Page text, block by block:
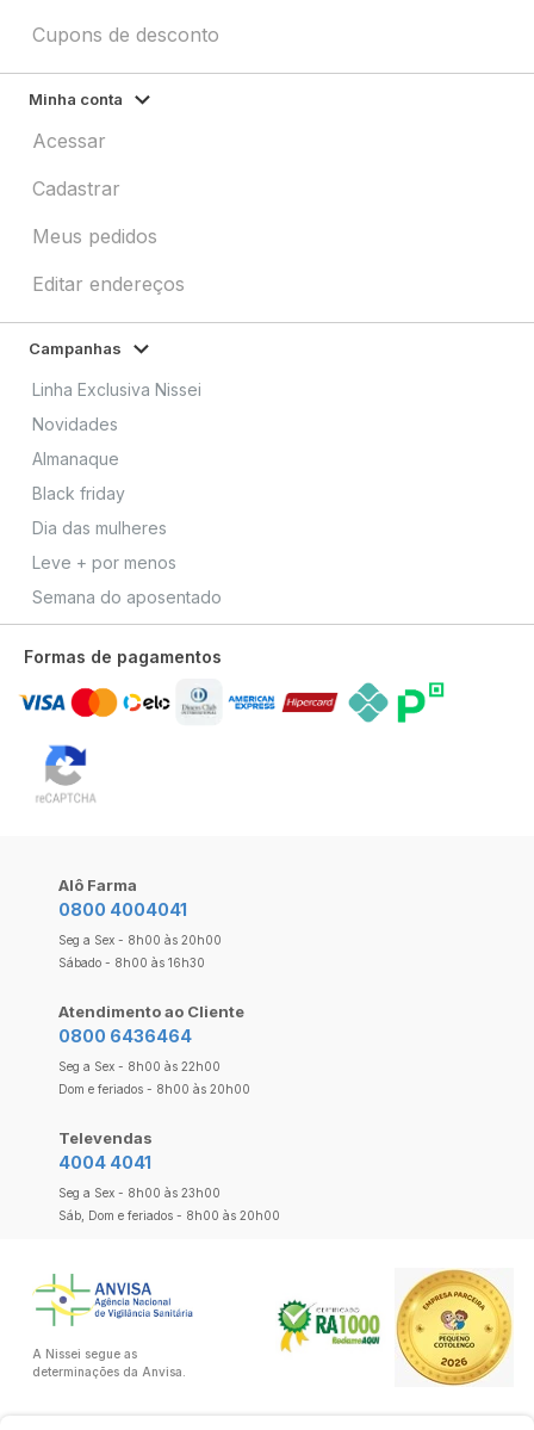
Cupons de desconto
Minha conta
Acessar
Cadastrar
Meus pedidos
Editar endereços
Campanhas
Linha Exclusiva Nissei
Novidades
Almanaque
Black friday
Dia das mulheres
Leve + por menos
Semana do aposentado
Formas de pagamentos
Alô Farma
0800 4004041
Seg a Sex - 8h00 às 20h00
Sábado - 8h00 às 16h30
Atendimento ao Cliente
0800 6436464
Seg a Sex - 8h00 às 22h00
Dom e feriados - 8h00 às 20h00
Televendas
4004 4041
Seg a Sex - 8h00 às 23h00
Sáb, Dom e feriados - 8h00 às 20h00
A Nissei segue as
determinações da Anvisa.